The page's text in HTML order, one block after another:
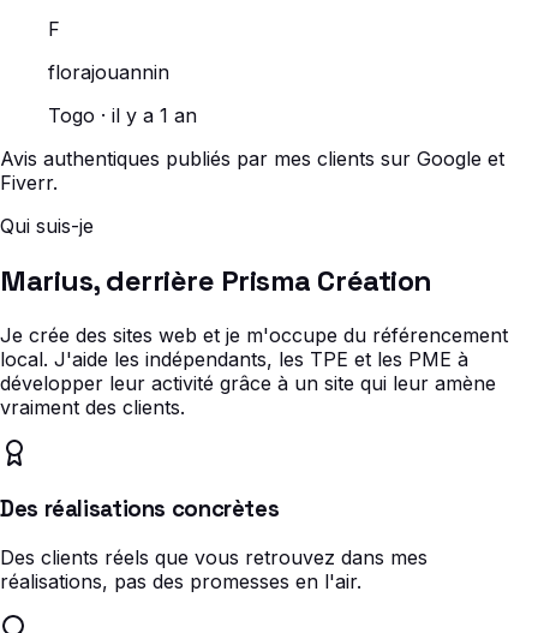
F
florajouannin
Togo · il y a 1 an
Avis authentiques publiés par mes clients sur Google et
Fiverr.
Qui suis-je
Marius, derrière Prisma Création
Je crée des sites web et je m'occupe du référencement
local. J'aide les indépendants, les TPE et les PME à
développer leur activité grâce à un site qui leur amène
vraiment des clients.
Des réalisations concrètes
Des clients réels que vous retrouvez dans mes
réalisations, pas des promesses en l'air.